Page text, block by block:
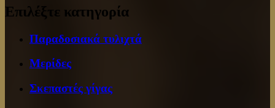
Επιλέξτε κατηγορία
Παραδοσιακά τυλιχτά
Μερίδες
Σκεπαστές γίγας